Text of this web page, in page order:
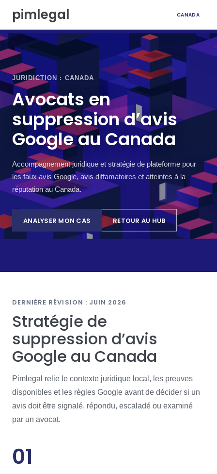
e
t
pimlegal CANADA
JURIDICTION : CANADA
Avocats en
suppression d’avis
Google au Canada
Accompagnement juridique et stratégie de plateforme pour
les faux avis Google, avis diffamatoires et atteintes à la
réputation au Canada.
ANALYSER MON CAS RETOUR AU HUB
DERNIÈRE RÉVISION : JUIN 2026
Stratégie de
suppression d’avis
Google au Canada
Pimlegal relie le contexte juridique local, les preuves
disponibles et les règles Google avant de décider si un
avis doit être signalé, répondu, escaladé ou examiné
par un avocat.
01